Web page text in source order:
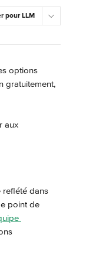
pour LLM
options
gratuitement,
aux
reflété dans
point de